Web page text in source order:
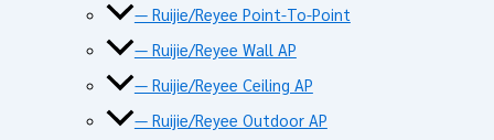
— Ruijie/Reyee Point-To-Point
— Ruijie/Reyee Wall AP
— Ruijie/Reyee Ceiling AP
— Ruijie/Reyee Outdoor AP